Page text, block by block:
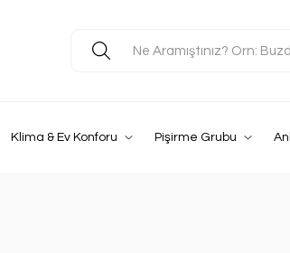
Klima & Ev Konforu Pişirme Grubu